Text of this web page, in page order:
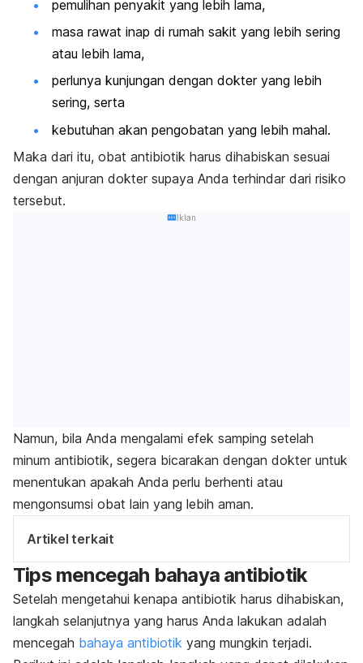
pemulihan penyakit yang lebih lama,
masa rawat inap di rumah sakit yang lebih sering
atau lebih lama,
perlunya kunjungan dengan dokter yang lebih
sering, serta
kebutuhan akan pengobatan yang lebih mahal.
Maka dari itu, obat antibiotik harus dihabiskan sesuai
dengan anjuran dokter supaya Anda terhindar dari risiko
tersebut.
Iklan
Namun, bila Anda mengalami efek samping setelah
minum antibiotik, segera bicarakan dengan dokter untuk
menentukan apakah Anda perlu berhenti atau
mengonsumsi obat lain yang lebih aman.
Artikel terkait
Tips mencegah bahaya antibiotik
Setelah mengetahui kenapa antibiotik harus dihabiskan,
langkah selanjutnya yang harus Anda lakukan adalah
mencegah bahaya antibiotik yang mungkin terjadi.